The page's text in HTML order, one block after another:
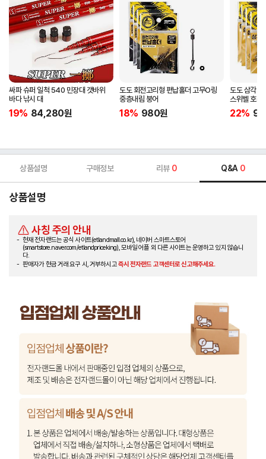
싸파 슈퍼 일척 540 민장대 갯바위
바다 낚시 대
19% 84,280원
도도 회전고리형 편납홀더 고무O링
중층내림 붕어
18% 980원
도도 삼각회
스위벨 호래
22%
상품설명 구매정보 리뷰 0 Q&A 0
상품설명
사칭 주의 안내
현재 전자랜드는 공식 사이트(etlandmall.co.kr), 네이버 스마트스토어
(smartstore.naver.com/etlandpriceking), 모바일 어플 외 다른 사이트는 운영하고 있지 않습니
다.
판매자가 현금 거래 요구 시, 거부하시고즉시 전자랜드 고객센터로 신고해주세요.